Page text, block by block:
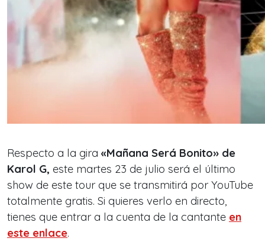
Respecto a la gira «Mañana Será Bonito» de
Karol G, este martes 23 de julio será el último
show de este tour que se transmitirá por YouTube
totalmente gratis. Si quieres verlo en directo,
tienes que entrar a la cuenta de la cantante en
este enlace.